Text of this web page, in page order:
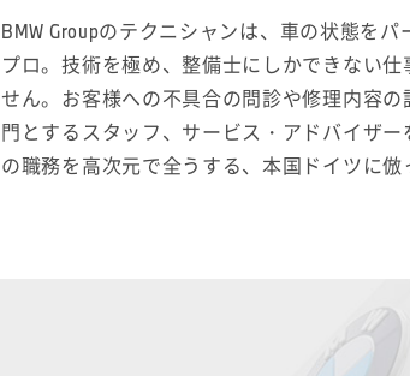
BMW Groupのテクニシャンは、車の状態を
プロ。技術を極め、整備士にしかできない
せん。お客様への不具合の問診や修理内容
門とするスタッフ、サービス・アドバイザ
の職務を高次元で全うする、本国ドイツに倣